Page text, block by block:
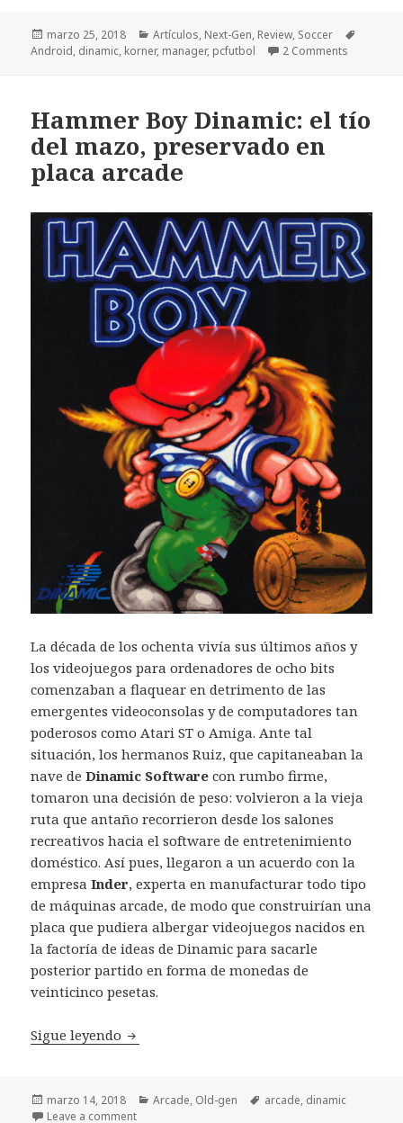
Publicado
el
marzo 25, 2018 Categorías
Artículos, Next-Gen, Review, Soccer
Android, dinamic, korner, manager, pcfutbol 2 Comments
Hammer Boy Dinamic: el tío
del mazo, preservado en
placa arcade
La década de los ochenta vivía sus últimos años y
los videojuegos para ordenadores de ocho bits
comenzaban a flaquear en detrimento de las
emergentes videoconsolas y de computadores tan
poderosos como Atari ST o Amiga. Ante tal
situación, los hermanos Ruiz, que capitaneaban la
nave deDinamic Software con rumbo firme,
tomaron una decisión de peso: volvieron a la vieja
ruta que antaño recorrieron desde los salones
recreativos hacia el software de entretenimiento
doméstico. Así pues, llegaron a un acuerdo con la
empresaInder, experta en manufacturar todo tipo
de máquinas arcade, de modo que construirían una
placa que pudiera albergar videojuegos nacidos en
la factoría de ideas de Dinamic para sacarle
posterior partido en forma de monedas de
veinticinco pesetas.
Sigue leyendo Hammer Boy Dinamic: el tío del mazo,
Publicado
el
marzo 14, 2018 Categorías
Arcade, Old-gen Etiquetas
arcade, dinamic
Leave a comment